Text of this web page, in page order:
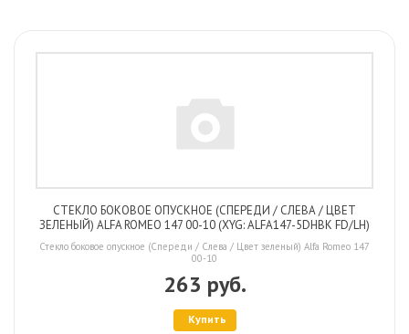
СТЕКЛО БОКОВОЕ ОПУСКНОЕ (СПЕРЕДИ / СЛЕВА / ЦВЕТ
ЗЕЛЕНЫЙ) ALFA ROMEO 147 00-10 (XYG: ALFA147-5DHBK FD/LH)
Стекло боковое опускное (Спереди / Слева / Цвет зеленый) Alfa Romeo 147
00-10
263 руб.
Купить